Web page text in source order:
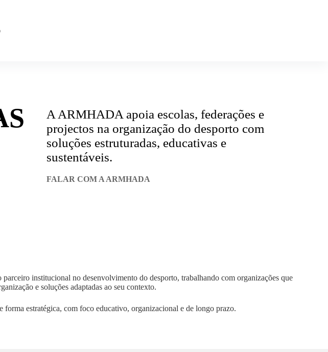
A ARMHADA apoia escolas, federações e
projectos na organização do desporto com
soluções estruturadas, educativas e
sustentáveis.
FALAR COM A ARMHADA
institucional no desenvolvimento do desporto, trabalhando com organizações que
e soluções adaptadas ao seu contexto.
forma estratégica, com foco educativo, organizacional e de longo prazo.